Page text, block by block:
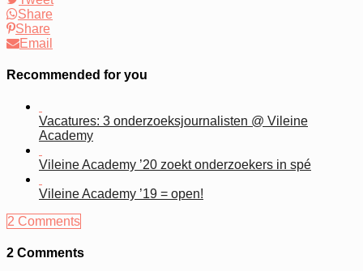
Share
Share
Email
Recommended for you
Vacatures: 3 onderzoeksjournalisten @ Vileine
Academy
Vileine Academy ’20 zoekt onderzoekers in spé
Vileine Academy ’19 = open!
2 Comments
2 Comments